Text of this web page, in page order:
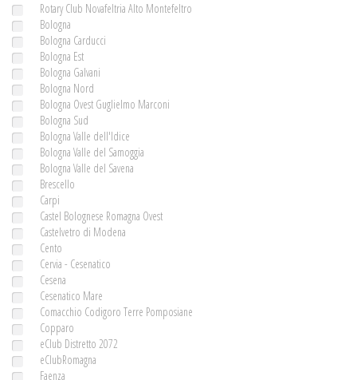
Rotary Club Novafeltria Alto Montefeltro
Bologna
Bologna Carducci
Bologna Est
Bologna Galvani
Bologna Nord
Bologna Ovest Guglielmo Marconi
Bologna Sud
Bologna Valle dell'Idice
Bologna Valle del Samoggia
Bologna Valle del Savena
Brescello
Carpi
Castel Bolognese Romagna Ovest
Castelvetro di Modena
Cento
Cervia - Cesenatico
Cesena
Cesenatico Mare
Comacchio Codigoro Terre Pomposiane
Copparo
eClub Distretto 2072
eClubRomagna
Faenza